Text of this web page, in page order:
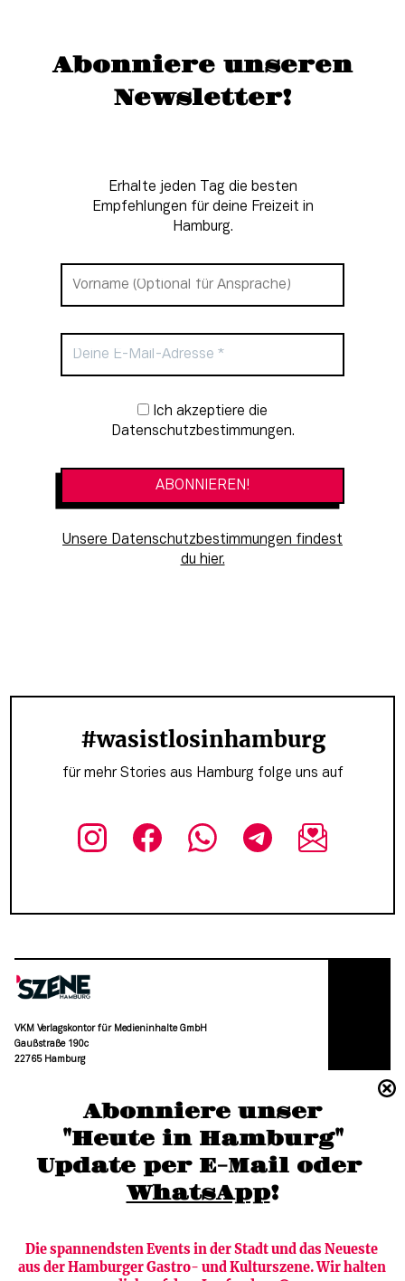
Abonniere unser
"Heute in Hamburg"
Update per E-Mail oder
WhatsApp!
Die spannendsten Events in der Stadt und das Neueste
aus der Hamburger Gastro- und Kulturszene. Wir halten
Abonniere unseren
Newsletter!
Erhalte jeden Tag die besten
Empfehlungen für deine Freizeit in
Hamburg.
Newsletter-Anmeldung
Datenschutzbestimmungen.
Unsere Datenschutzbestimmungen findest
du hier.
#wasistlosinhamburg
für mehr Stories aus Hamburg folge uns auf
VKM Verlagskontor für Medieninhalte GmbH
Gaußstraße 190c
22765 Hamburg
moc.grubmah-enezs@ofni
Newsletter abonnieren